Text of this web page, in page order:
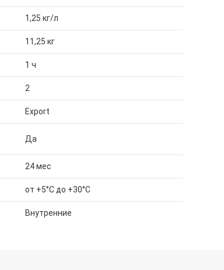
1,25 кг/л
11,25 кг
1 ч
2
Export
Да
24 мес
от +5°С до +30°С
Внутренние